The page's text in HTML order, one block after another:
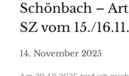
Schönbach –
SZ vom 15./
14. November 2025